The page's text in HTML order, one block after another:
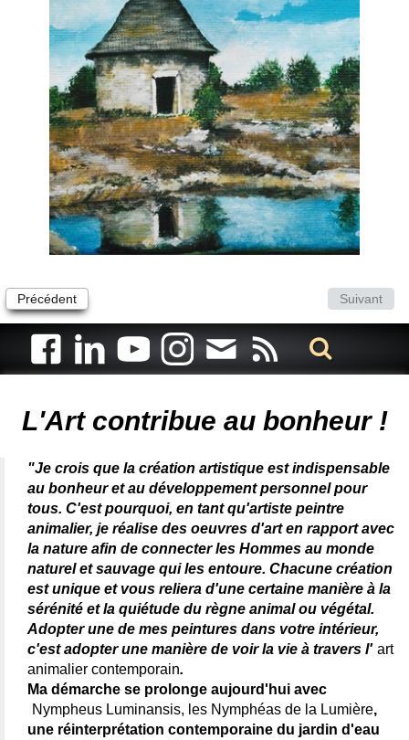
Précédent Suivant
L'Art contribue au bonheur !
"Je crois que la création artistique est indispensable
au bonheur et au développement personnel pour
tous. C'est pourquoi, en tant qu'artiste peintre
animalier, je réalise des oeuvres d'art en rapport avec
la nature afin de connecter les Hommes au monde
naturel et sauvage qui les entoure. Chacune création
est unique et vous reliera d'une certaine manière à la
sérénité et la quiétude du règne animal ou végétal.
Adopter une de mes peintures dans votre intérieur,
c'est adopter une manière de voir la vie à travers l' art
animalier contemporain.
Ma démarche se prolonge aujourd'hui avec
Nympheus Luminansis, les Nymphéas de la Lumière,
une réinterprétation contemporaine du jardin d'eau